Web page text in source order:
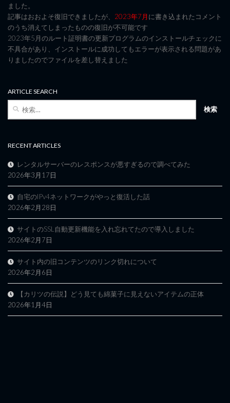
ました。
記事はおおよそ復旧できましたが、 2023年7月に書き込まれたコメント
のうち消えてしまったものの復旧が不可能です
2023年5月のルート証明書の更新プログラムのインストールチェックに
不具合があり、インストールに成功してもエラーが表示される問題があ
りましたのでファイルを差し替えました
ARTICLE SEARCH
RECENT ARTICLES
レンタルサーバーのレスポンスが悪すぎるので調べてみた
2026年3月17日
自宅のIPv4ネットワークがやっと復活した話
2026年2月28日
サイトのSSL自動更新機能を入れ忘れてたので導入しました
2026年2月7日
サイト内の旧コンテンツのリンク切れについて
2026年2月6日
【カリツの伝説】どう見ても綿菓子に見えないアイテムの正体
2026年1月4日